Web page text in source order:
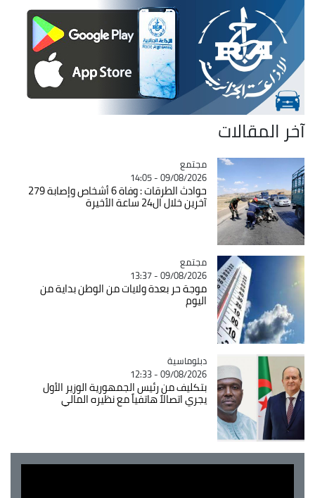
آخر المقالات
Catégorie
مجتمع
09/08/2026 - 14:05
حوادث الطرقات : وفاة 6 أشخاص وإصابة 279
آخرين خلال ال24 ساعة الأخيرة
Catégorie
مجتمع
09/08/2026 - 13:37
موجة حر بعدة ولايات من الوطن بداية من
اليوم
Catégorie
دبلوماسية
09/08/2026 - 12:33
بتكليف من رئيس الجمهورية الوزير الأول
يجري اتصالاً هاتفياً مع نظيره المالي